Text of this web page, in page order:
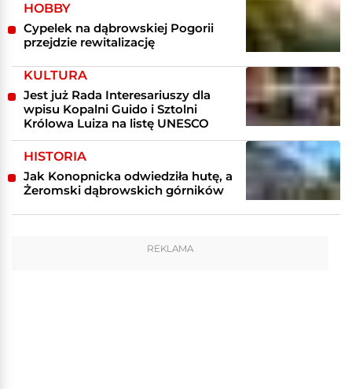
HOBBY
Cypelek na dąbrowskiej Pogorii
przejdzie rewitalizację
KULTURA
Jest już Rada Interesariuszy dla
wpisu Kopalni Guido i Sztolni
Królowa Luiza na listę UNESCO
HISTORIA
Jak Konopnicka odwiedziła hutę, a
Żeromski dąbrowskich górników
REKLAMA